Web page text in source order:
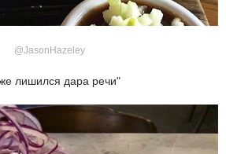
@JasonHazeley
лишился дара речи"